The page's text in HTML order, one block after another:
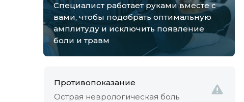
Противопоказание
Острая неврологическая боль
Специалист работает руками вместе с
вами, чтобы подобрать оптимальную
амплитуду и исключить появление
боли и травм